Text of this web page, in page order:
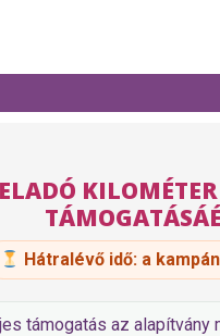
támogatás az alapítvány
Hátralévő idő: a